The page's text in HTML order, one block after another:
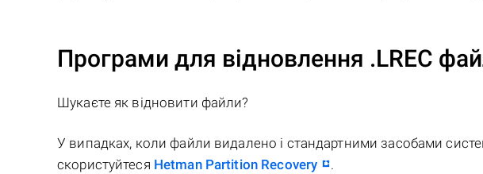
Програми для відновлення .LREC
Шукаєте як відновити файли?
У випадках, коли файли видалено і стандартними засобами
скористуйтеся Hetman Partition Recovery .